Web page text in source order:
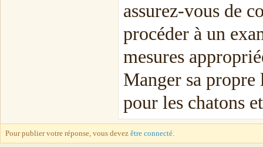
assurez-vous de
procéder à un
mesures
Manger sa
pour les chatons
Pour publier votre réponse, vous devez être connecté.